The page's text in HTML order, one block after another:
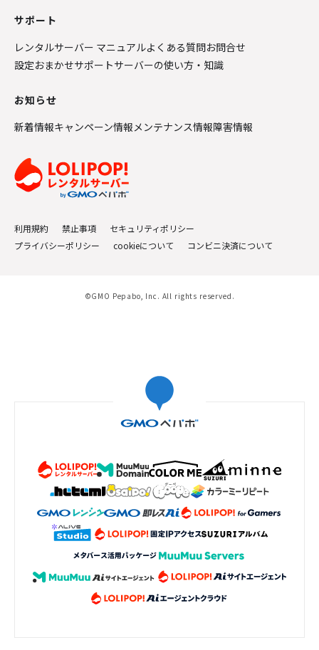
サポート
レンタルサーバー マニュアルよくある質問お問合せ
設定おまかせサポートサーバーの使い方・知識
お知らせ
新着情報キャンペーン情報メンテナンス情報障害情報
利用規約 禁止事項
セキュリティポリシー
プライバシーポリシー
cookieについて コンビニ決済について
©GMO Pepabo, Inc. All rights reserved.